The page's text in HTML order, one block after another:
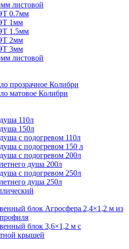
листовой
0.7мм
1мм
1.5мм
2мм
3мм
листовой
прозрачное Колибри
матовое Колибри
110л
150л
с подогревом 110л
с подогревом 150 л
с подогревом 200л
душа 200л
с подогревом 250л
душа 250л
блок Агросфера 2,4×1,2 м из
блок 3,6×1,2 м с
крышей